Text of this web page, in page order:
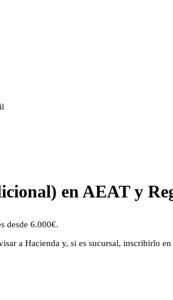
en AEAT y
desde 6.000€.
a Hacienda y, si es sucursal, inscribirlo